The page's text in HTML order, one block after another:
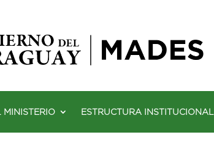
MINISTERIO ESTRUCTURA INSTITUCIONAL